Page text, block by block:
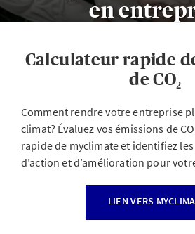
en
Calculateur rapide
de CO₂
Comment rendre votre entreprise
climat? Évaluez vos émissions de
rapide de myclimate et identifiez
d’action et d’amélioration pour
LIEN VERS